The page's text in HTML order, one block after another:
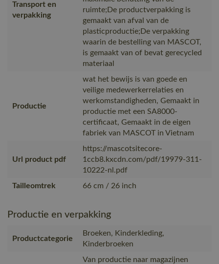
Transport en
verpakking
ruimte;De productverpakking is
gemaakt van afval van de
plasticproductie;De verpakking
waarin de bestelling van MASCOT,
is gemaakt van of bevat gerecycled
materiaal
Productie
wat het bewijs is van goede en
veilige medewerkerrelaties en
werkomstandigheden, Gemaakt in
productie met een SA8000-
certificaat, Gemaakt in de eigen
fabriek van MASCOT in Vietnam
Url product pdf
https://mascotsitecore-
1ccb8.kxcdn.com/pdf/19979-311-
10222-nl.pdf
Tailleomtrek
66 cm / 26 inch
Productie en verpakking
Productcategorie
Broeken, Kinderkleding,
Kinderbroeken
Van productie naar magazijnen